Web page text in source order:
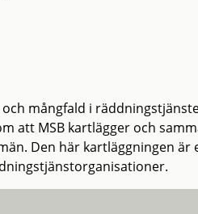
mångfald i
att MSB kartlägger och
Den här kartläggningen är